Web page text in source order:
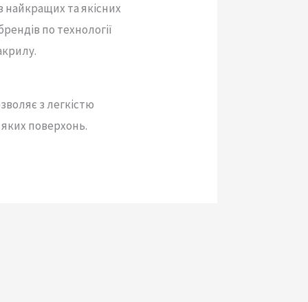
найкращих та якісних
по технології
з легкістю
поверхонь.